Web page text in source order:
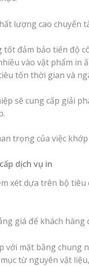
lượng cao chuyển
tốt đảm bảo tiến độ
vào vật phẩm in
tốn thời gian và
sẽ cung cấp giải
dịch vụ in
xét dựa trên bộ tiêu
giá để khách hàng
với mặt bằng chung
từ nguyên vật